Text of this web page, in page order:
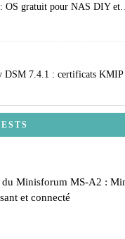
OS gratuit pour NAS DIY
DSM 7.4.1 : certificats KMIP
du Minisforum MS-A2 :
et connecté